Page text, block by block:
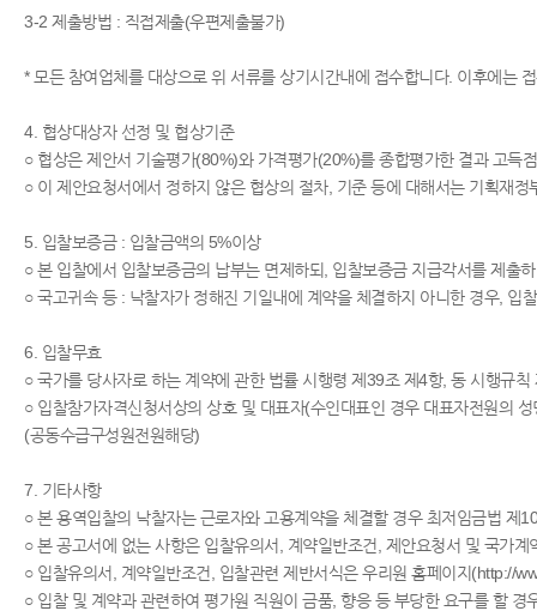
3-2 제출방법 : 직접제출(우편제출불가)
* 모든 참여업체를 대상으로 위 서류를 상기시간내에 접수합니다. 이후에는
4. 협상대상자 선정 및 협상기준
○ 협상은 제안서 기술평가(80%)와 가격평가(20%)를 종합평가한 결과 고득
5. 입찰보증금 : 입찰금액의 5%이상
○ 본 입찰에서 입찰보증금의 납부는 면제하되, 입찰보증금 지급각서를 제출
○ 국고귀속 등 : 낙찰자가 정해진 기일내에 계약을 체결하지 아니한 경우,
6. 입찰무효
○ 국가를 당사자로 하는 계약에 관한 법률 시행령 제39조 제4항, 동 시행규
○ 입찰참가자격신청서상의 상호 및 대표자(수인대표인 경우 대표자전원의
(공동수급구성원전원해당)
7. 기타사항
○ 본 용역입찰의 낙찰자는 근로자와 고용계약을 체결할 경우 최저임금법
○ 본 공고서에 없는 사항은 입찰유의서, 계약일반조건, 제안요청서 및 국가
○ 입찰유의서, 계약일반조건, 입찰관련 제반서식은 우리원 홈페이지(http://
○ 입찰 및 계약과 관련하여 평가원 직원이 금품, 향응 등 부당한 요구를 할